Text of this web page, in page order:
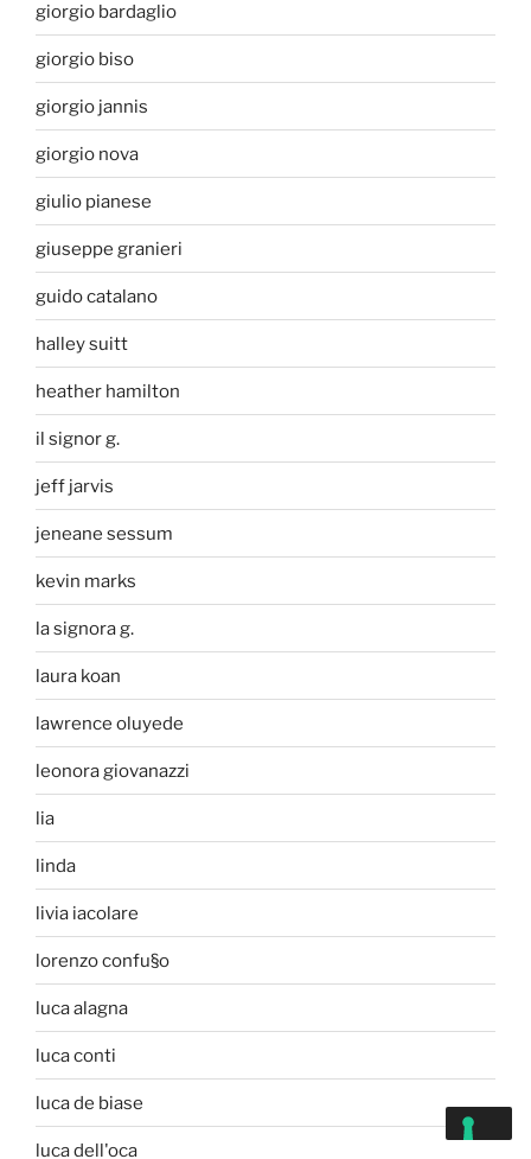
giorgio bardaglio
giorgio biso
giorgio jannis
giorgio nova
giulio pianese
giuseppe granieri
guido catalano
halley suitt
heather hamilton
il signor g.
jeff jarvis
jeneane sessum
kevin marks
la signora g.
laura koan
lawrence oluyede
leonora giovanazzi
lia
linda
livia iacolare
lorenzo confu§o
luca alagna
luca conti
luca de biase
luca dell'oca